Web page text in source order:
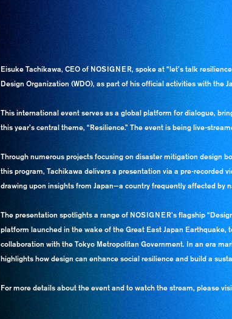
Eisuke Tachikawa, CEO of NOSIGNER, spoke at “let’s talk
Design Organization (WDO), as part of his official activities with the
This international event serves as a global platform for dialogue,
this year’s central theme, “Resilience.” The event is being live-
Through numerous projects focusing on disaster mitigation design
this program, Tachikawa delivers a presentation via a pre-recorded
drawing upon insights from Japan—a country frequently affected by
The presentation spotlights a range of NOSIGNER’s flagship
platform launched in the wake of the Great East Japan Earthquake,
collaboration with the Tokyo Metropolitan Government. In an era
highlights how design can enhance social resilience and build a
For more details about the event and to watch the stream, please